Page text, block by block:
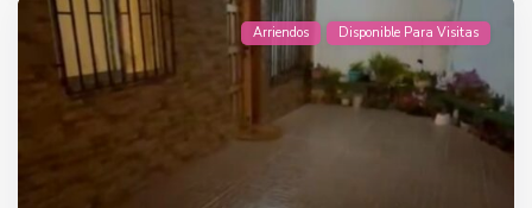
Arriendos Disponible Para Visitas